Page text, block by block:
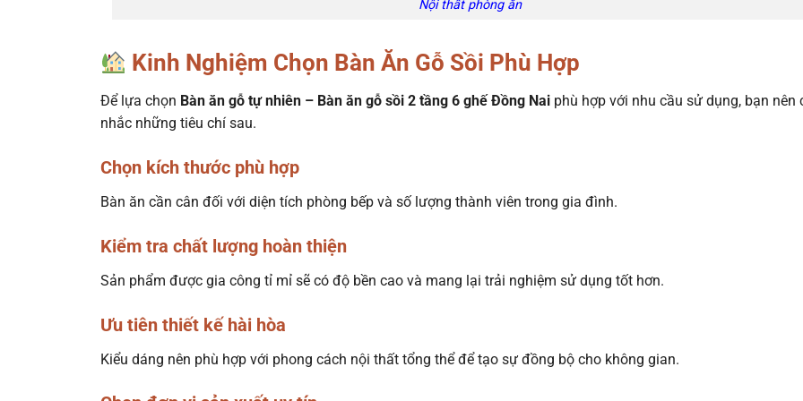
Nội thất phòng ăn
Kinh Nghiệm Chọn Bàn Ăn Gỗ Sồi Phù Hợp
Để lựa chọn Bàn ăn gỗ tự nhiên – Bàn ăn gỗ sồi 2 tầng 6 ghế Đồng Nai phù hợp với nhu cầu sử dụng, bạn nên
nhắc những tiêu chí sau.
Chọn kích thước phù hợp
Bàn ăn cần cân đối với diện tích phòng bếp và số lượng thành viên trong gia đình.
Kiểm tra chất lượng hoàn thiện
Sản phẩm được gia công tỉ mỉ sẽ có độ bền cao và mang lại trải nghiệm sử dụng tốt hơn.
Ưu tiên thiết kế hài hòa
Kiểu dáng nên phù hợp với phong cách nội thất tổng thể để tạo sự đồng bộ cho không gian.